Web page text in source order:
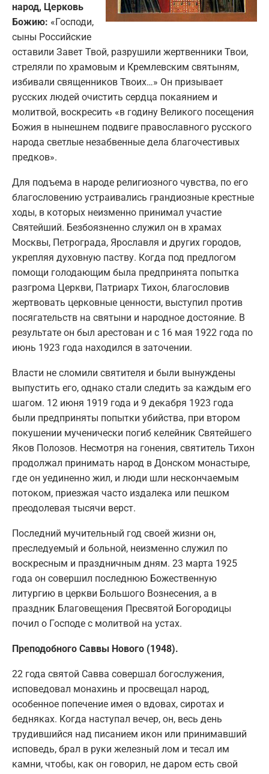
народ, Церковь
Божию: «Господи,
сыны Российские
оставили Завет Твой, разрушили жертвенники Твои,
стреляли по храмовым и Кремлевским святыням,
избивали священников Твоих…» Он призывает
русских людей очистить сердца покаянием и
молитвой, воскресить «в годину Великого посещения
Божия в нынешнем подвиге православного русского
народа светлые незабвенные дела благочестивых
предков».
Для подъема в народе религиозного чувства, по его
благословению устраивались грандиозные крестные
ходы, в которых неизменно принимал участие
Святейший. Безбоязненно служил он в храмах
Москвы, Петрограда, Ярославля и других городов,
укрепляя духовную паству. Когда под предлогом
помощи голодающим была предпринята попытка
разгрома Церкви, Патриарх Тихон, благословив
жертвовать церковные ценности, выступил против
посягательств на святыни и народное достояние. В
результате он был арестован и с 16 мая 1922 года по
июнь 1923 года находился в заточении.
Власти не сломили святителя и были вынуждены
выпустить его, однако стали следить за каждым его
шагом. 12 июня 1919 года и 9 декабря 1923 года
были предприняты попытки убийства, при втором
покушении мученически погиб келейник Святейшего
Яков Полозов. Несмотря на гонения, святитель Тихон
продолжал принимать народ в Донском монастыре,
где он уединенно жил, и люди шли нескончаемым
потоком, приезжая часто издалека или пешком
преодолевая тысячи верст.
Последний мучительный год своей жизни он,
преследуемый и больной, неизменно служил по
воскресным и праздничным дням. 23 марта 1925
года он совершил последнюю Божественную
литургию в церкви Большого Вознесения, а в
праздник Благовещения Пресвятой Богородицы
почил о Господе с молитвой на устах.
Преподобного Саввы Нового (1948).
22 года святой Савва совершал богослужения,
исповедовал монахинь и просвещал народ,
особенное попечение имея о вдовах, сиротах и
бедняках. Когда наступал вечер, он, весь день
трудившийся над писанием икон или принимавший
исповедь, брал в руки железный лом и тесал им
камни, чтобы, как он говорил, не даром есть свой